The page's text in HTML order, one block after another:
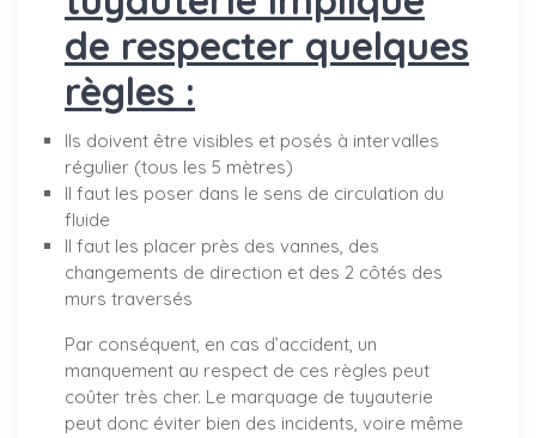
de respecter quelques
règles :
Ils doivent être visibles et posés à intervalles
régulier (tous les 5 mètres)
Il faut les poser dans le sens de circulation du
fluide
Il faut les placer près des vannes, des
changements de direction et des 2 côtés des
murs traversés
Par conséquent, en cas d’accident, un
manquement au respect de ces règles peut
coûter très cher. Le marquage de tuyauterie
peut donc éviter bien des incidents, voire même